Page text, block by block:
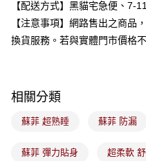
【大哥付你分期使用說明】
1.本服務由台灣大哥大提供，台灣
3.實際核准額度、可分期數及費用
4.訂單成立30分鐘內，如未前往確
消。如遇「轉專審核」未通過狀況
1.分期款項不併入電信帳單，「大
ATM付款
全家取貨付款
每筆NT$100，滿NT$899(含以
【配送方式】黑貓宅急便、7-
【注意事項】網路售出之商品
換貨服務。若與實體門市價格
相關分類
蘇菲 超熟睡 蘇菲 防漏
蘇菲 彈力貼身 超柔軟